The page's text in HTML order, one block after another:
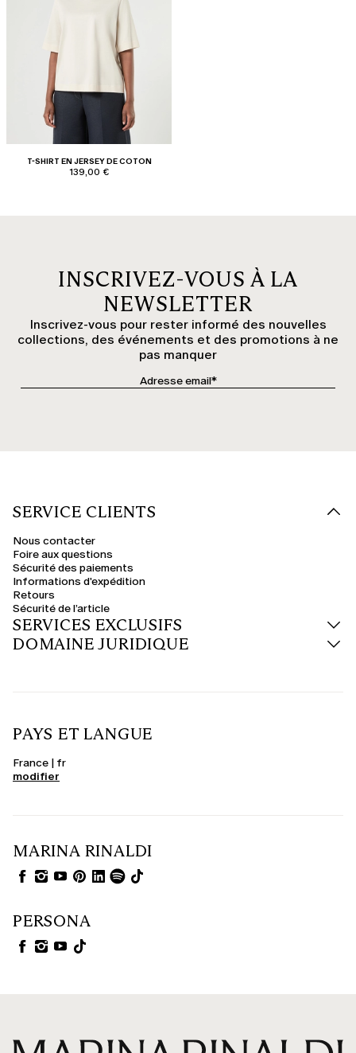
T-SHIRT EN JERSEY DE COTON
139,00 €
INSCRIVEZ-VOUS À LA
NEWSLETTER
Inscrivez-vous pour rester informé des nouvelles
collections, des événements et des promotions à ne
pas manquer
SERVICE CLIENTS
Nous contacter
Foire aux questions
Sécurité des paiements
Informations d'expédition
Retours
Sécurité de l’article
SERVICES EXCLUSIFS
DOMAINE JURIDIQUE
PAYS ET LANGUE
France | fr
modifier
MARINA RINALDI
PERSONA